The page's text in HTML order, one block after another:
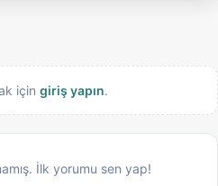
için giriş yapın.
İlk yorumu sen yap!